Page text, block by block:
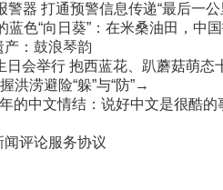
器 打通预警信息传递“最后一公
蓝色“向日葵”：在米桑油田，中
：鼓浪琴韵
日会举行 抱西蓝花、趴蘑菇萌态
洪涝避险“躲”与“防”→
的中文情结：说好中文是很酷的
评论服务协议